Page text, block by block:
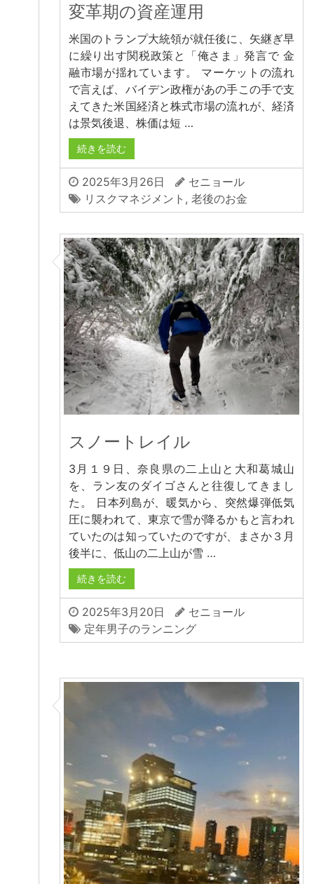
変革期の資産運用
米国のトランプ大統領が就任後に、矢継ぎ早
に繰り出す関税政策と「俺さま」発言で 金
融市場が揺れています。 マーケットの流れ
で言えば、バイデン政権があの手この手で支
えてきた米国経済と株式市場の流れが、経済
は景気後退、株価は短 …
続きを読む
2025年3月26日
セニョール
リスクマネジメント , 老後のお金
スノートレイル
3月１９日、奈良県の二上山と大和葛城山
を、ラン友のダイゴさんと往復してきまし
た。 日本列島が、暖気から、突然爆弾低気
圧に襲われて、東京で雪が降るかもと言われ
ていたのは知っていたのですが、まさか３月
後半に、低山の二上山が雪 …
続きを読む
2025年3月20日
セニョール
定年男子のランニング